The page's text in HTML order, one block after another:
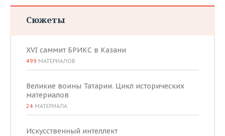
Сюжеты
XVI саммит БРИКС в Казани
499 МАТЕРИАЛОВ
Великие воины Татарии. Цикл исторических
материалов
24 МАТЕРИАЛА
Искусственный интеллект